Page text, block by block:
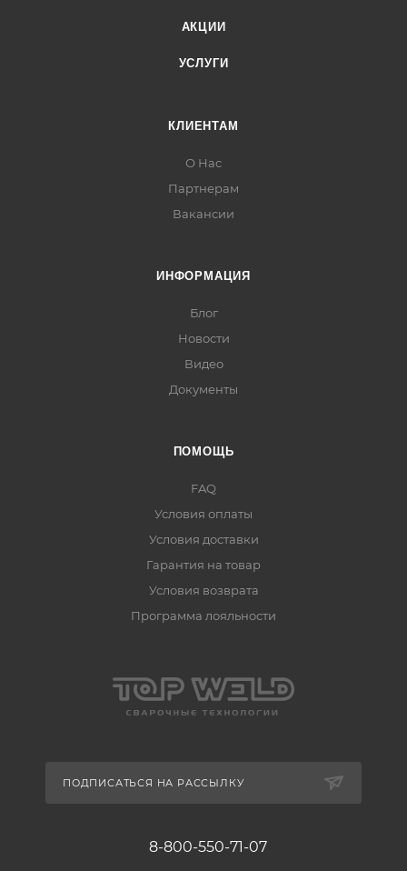
АКЦИИ
УСЛУГИ
КЛИЕНТАМ
О Нас
Партнерам
Вакансии
ИНФОРМАЦИЯ
Блог
Новости
Видео
Документы
ПОМОЩЬ
FAQ
Условия оплаты
Условия доставки
Гарантия на товар
Условия возврата
Программа лояльности
ПОДПИСАТЬСЯ НА РАССЫЛКУ
8-800-550-71-07